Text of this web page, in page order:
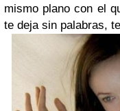
mismo plano con el
te deja sin palabras,